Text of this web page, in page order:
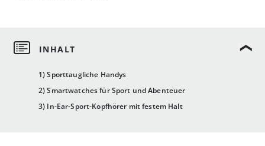
1) Sporttaugliche Handys
2) Smartwatches für Sport und Abenteuer
3) In-Ear-Sport-Kopfhörer mit festem Halt